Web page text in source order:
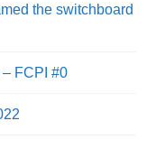
the switchboard
FCPI #0